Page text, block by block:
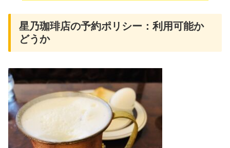
星乃珈琲店の予約ポリシー：利用可能か
どうか